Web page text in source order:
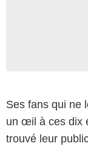
Ses fans qui ne
un œil à ces dix
trouvé leur